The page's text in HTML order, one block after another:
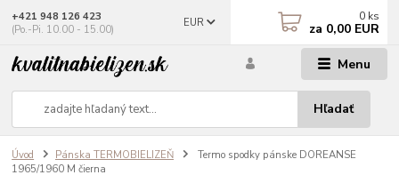
Menu
EUR
Hľadať
+421 948 126 423
(Po.-Pi. 10.00 - 15.00)
0 ks
za 0,00 EUR
Úvod Pánska TERMOBIELIZEŇ
Termo spodky pánske DOREANSE
1965/1960 M čierna